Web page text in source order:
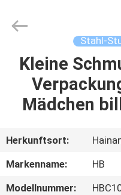
ZU
HAUSE
ÜBER
UNS
Rights
Stahl-
Kleine
Mädchen
Herkunftsort:
Markenname:
HB
Modellnummer: